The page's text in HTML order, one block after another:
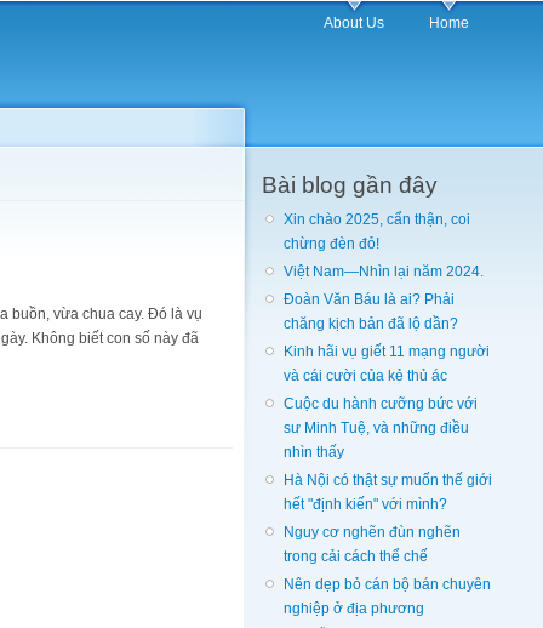
About Us Home
buồn, vừa chua cay. Đó là vụ
Không biết con số này đã
Bài blog gần đây
Xin chào 2025, cẩn thận, coi
chừng đèn đỏ!
Việt Nam—Nhìn lại năm 2024.
Đoàn Văn Báu là ai? Phải
chăng kịch bản đã lộ dần?
Kinh hãi vụ giết 11 mạng người
và cái cười của kẻ thủ ác
Cuộc du hành cưỡng bức với
sư Minh Tuệ, và những điều
nhìn thấy
Hà Nội có thật sự muốn thế giới
hết "định kiến" với mình?
Nguy cơ nghẽn đùn nghẽn
trong cải cách thể chế
Nên dẹp bỏ cán bộ bán chuyên
nghiệp ở địa phương